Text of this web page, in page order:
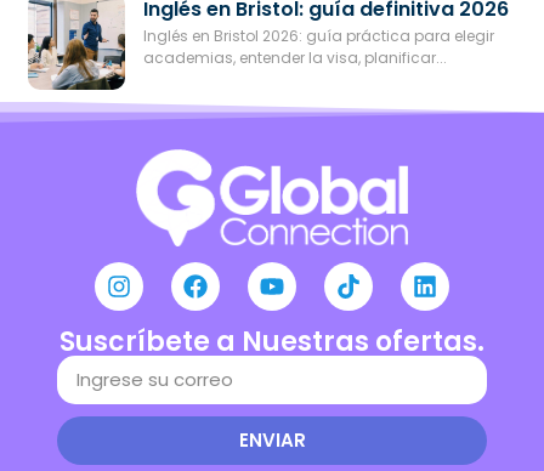
Inglés en Bristol: guía definitiva 2026
Inglés en Bristol 2026: guía práctica para elegir
academias, entender la visa, planificar...
Suscríbete a Nuestras ofertas.
ENVIAR